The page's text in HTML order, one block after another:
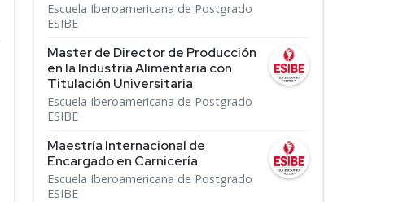
Escuela Iberoamericana de Postgrado
ESIBE
Master de Director de Producción
en la Industria Alimentaria con
Titulación Universitaria
Escuela Iberoamericana de Postgrado
ESIBE
Maestría Internacional de
Encargado en Carnicería
Escuela Iberoamericana de Postgrado
ESIBE